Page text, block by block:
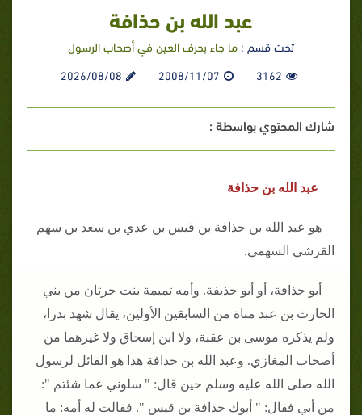
عبد الله بن حذافة
تحت قسم : ما جاء بحرف العين في أصحاب الرسول
3162
2008/11/07
2026/08/08
شارك المحتوي بواسطة :
عبد الله بن حذافة
هو عبد الله بن حذافة بن قيس بن عدي بن سعد بن سهم
القرشي السهمي.
أبو حذافة، أو أبو حذيفة. وأمه تميمة بنت حرثان من بني
الحارث بن عبد مناة من السابقين الأولين، يقال شهد بدرا،
ولم يذكره موسى بن عقبة، ولا ابن إسحاق ولا غيرهما من
أصحاب المغازي. وعبد الله بن حذافة هذا هو القائل لرسول
الله صلى الله عليه وسلم حين قال: " سلوني عما شئتم ":
من أبي فقال: " أبوك حذافة بن قيس ". فقالت له أمه: ما